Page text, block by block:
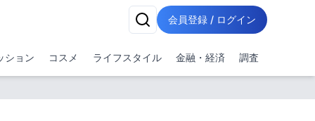
会員登録 / ログイン
ション コスメ ライフスタイル 金融・経済 調査